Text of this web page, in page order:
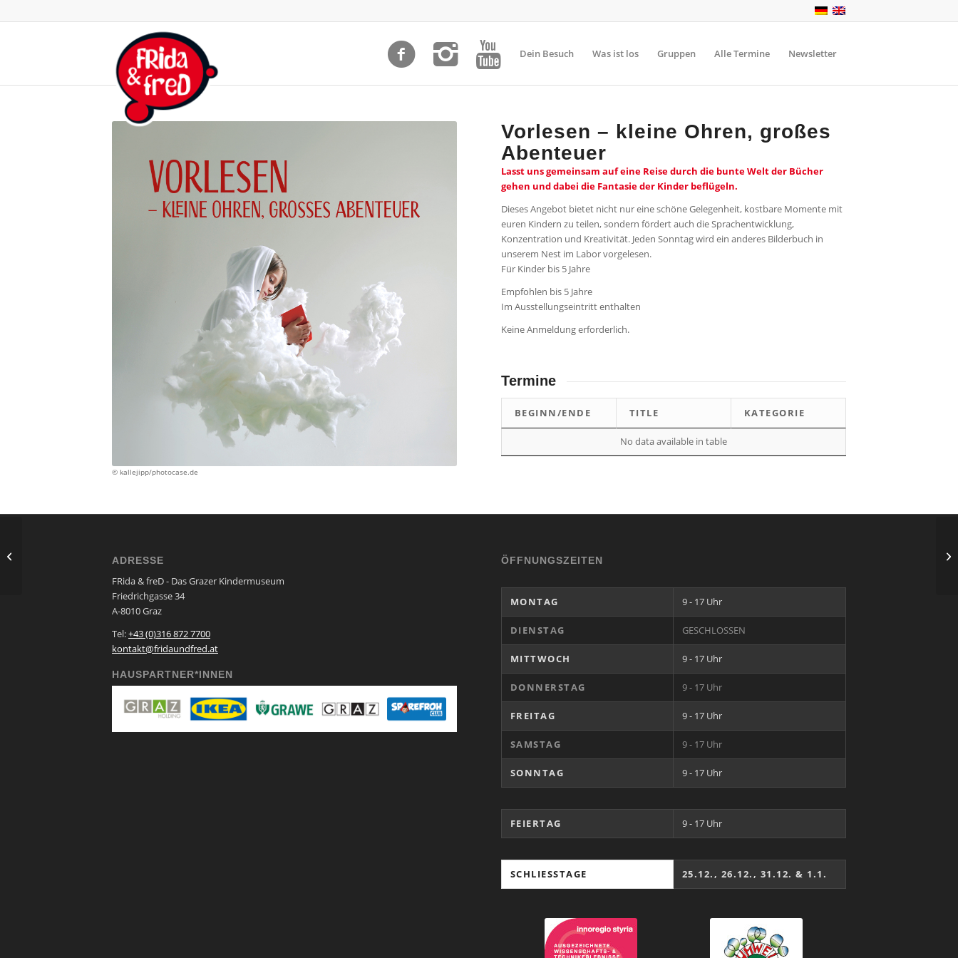
Dein Besuch Was ist los Gruppen Alle Termine Newsletter
© kallejipp/photocase.de
Vorlesen – kleine Ohren, großes
Abenteuer
Lasst uns gemeinsam auf eine Reise durch die bunte Welt der Bücher
gehen und dabei die Fantasie der Kinder beflügeln.
Dieses Angebot bietet nicht nur eine schöne Gelegenheit, kostbare Momente mit
euren Kindern zu teilen, sondern fördert auch die Sprachentwicklung,
Konzentration und Kreativität. Jeden Sonntag wird ein anderes Bilderbuch in
unserem Nest im Labor vorgelesen.
Für Kinder bis 5 Jahre
Empfohlen bis 5 Jahre
Im Ausstellungseintritt enthalten
Keine Anmeldung erforderlich.
Termine
BEGINN/ENDE TITLE KATEGORIE
No data available in table
ADRESSE
FRida & freD - Das Grazer Kindermuseum
Friedrichgasse 34
A-8010 Graz
Tel:+43 (0)316 872 7700
kontakt@fridaundfred.at
HAUSPARTNER*INNEN
ÖFFNUNGSZEITEN
MONTAG 9 - 17 Uhr
DIENSTAG GESCHLOSSEN
MITTWOCH 9 - 17 Uhr
DONNERSTAG 9 - 17 Uhr
FREITAG 9 - 17 Uhr
SAMSTAG 9 - 17 Uhr
SONNTAG 9 - 17 Uhr
FEIERTAG 9 - 17 Uhr
SCHLIESSTAGE 25.12., 26.12., 31.12. & 1.1.